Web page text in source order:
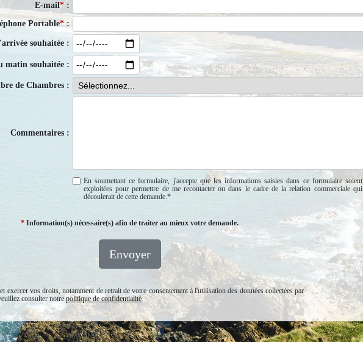
E-mail*:
Portable* :
souhaitée :
matin souhaitée :
de Chambres :
Commentaires :
En soumettant ce formulaire, j'accepte que les informations saisies dans ce formulaire soient
exploitées pour permettre de me recontacter ou dans le cadre de la relation commerciale qui
découlerait de cette demande.*
*Information(s) nécessaire(s) afin de traiter au mieux votre demande.
Envoyer
exercer vos droits, notamment de retrait de votre consentement à l'utilisation des données collectées par
consulter notrepolitique de confidentialité